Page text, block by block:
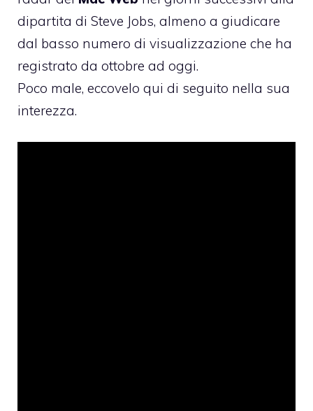
dipartita di Steve Jobs, almeno a giudicare
dal basso numero di visualizzazione che ha
registrato da ottobre ad oggi.
Poco male, eccovelo qui di seguito nella sua
interezza.